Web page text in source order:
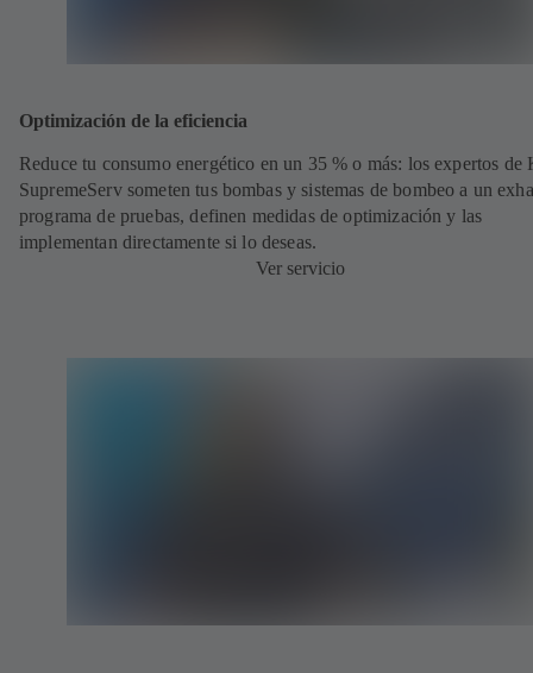
Optimización de la eficiencia
Reduce tu consumo energético en un 35 % o más: los expertos de
SupremeServ someten tus bombas y sistemas de bombeo a un
programa de pruebas, definen medidas de optimización y las
implementan directamente si lo deseas.
Ver servicio